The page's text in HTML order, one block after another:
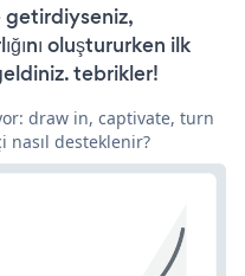
getirdiyseniz,
oluştururken ilk
tebrikler!
draw in, captivate, turn
nasıl desteklenir?